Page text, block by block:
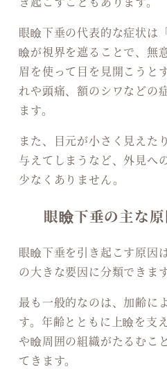
眼瞼下垂の代表的な症状は
瞼が視界を遮ることで、無
眉を使って目を見開こうと
れや頭痛、額のシワなどの
ます。
また、目元が小さく見えた
与えてしまうなど、外見へ
少なくありません。
眼瞼下垂の主な原
眼瞼下垂を引き起こす原因
の大きな要因に分類できます
最も一般的なのは、加齢に
す。年齢とともに上瞼を支
や瞼周囲の組織がたるむこ
てきます。